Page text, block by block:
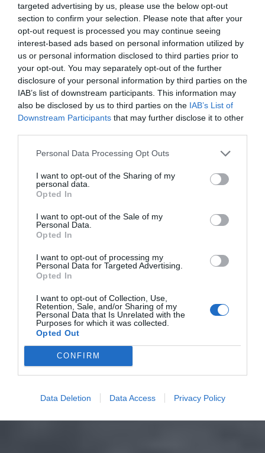
targeted advertising by us, please use the below opt-out
section to confirm your selection. Please note that after your
opt-out request is processed you may continue seeing
interest-based ads based on personal information utilized by
us or personal information disclosed to third parties prior to
your opt-out. You may separately opt-out of the further
disclosure of your personal information by third parties on the
IAB’s list of downstream participants. This information may
also be disclosed by us to third parties on the IAB’s List of
Downstream Participants that may further disclose it to other
Personal Data Processing Opt Outs
I want to opt-out of the Sharing of my
personal data.
Opted In
I want to opt-out of the Sale of my
Personal Data.
Opted In
I want to opt-out of processing my
Personal Data for Targeted Advertising.
Opted In
I want to opt-out of Collection, Use,
Retention, Sale, and/or Sharing of my
Personal Data that Is Unrelated with the
Purposes for which it was collected.
Opted Out
CONFIRM
Data Deletion Data Access Privacy Policy